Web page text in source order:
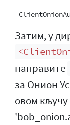
Затим, у
направите
за Онион
овом кључу